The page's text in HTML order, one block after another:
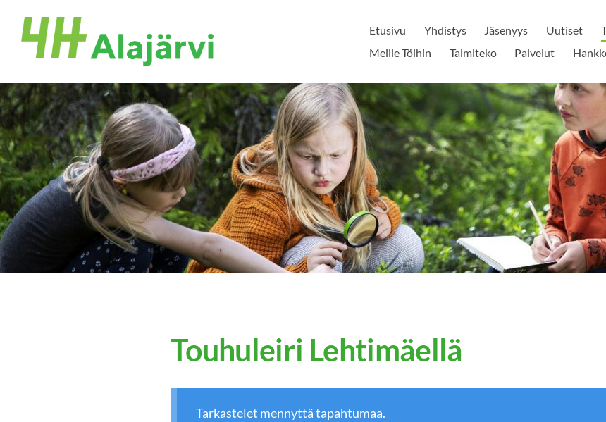
Siirry
sivun
sisältöön
Alajärven 4H-yhdistys ry.
Etusivu Yhdistys Jäsenyys Uutiset
Meille Töihin
Taimiteko Palvelut
Touhuleiri Lehtimäellä
Tarkastelet mennyttä tapahtumaa.